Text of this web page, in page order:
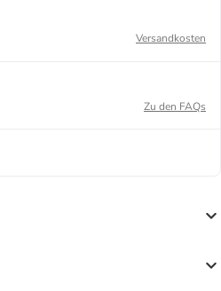
Versandkosten
Zu den FAQs